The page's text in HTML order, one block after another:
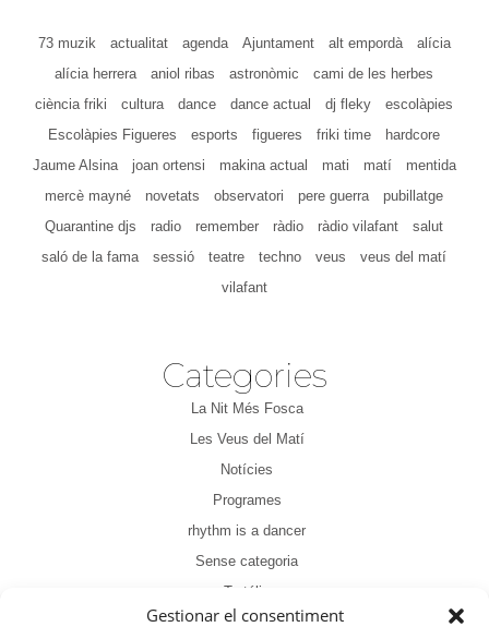
Gestionar el consentiment
73 muzik actualitat agenda Ajuntament alt empordà
alícia
alícia herrera
aniol ribas astronòmic
cami de les herbes
ciència friki
cultura dance dance actual dj fleky
escolàpies
Escolàpies Figueres
esports figueres friki time
hardcore
Jaume Alsina
joan ortensi makina actual mati matí
mentida
mercè mayné
novetats observatori pere guerra
pubillatge
Quarantine djs
radio remember ràdio ràdio vilafant
salut
saló de la fama
sessió teatre techno veus
veus del matí
vilafant
Categories
La Nit Més Fosca
Les Veus del Matí
Notícies
Programes
rhythm is a dancer
Sense categoria
Tertúlia